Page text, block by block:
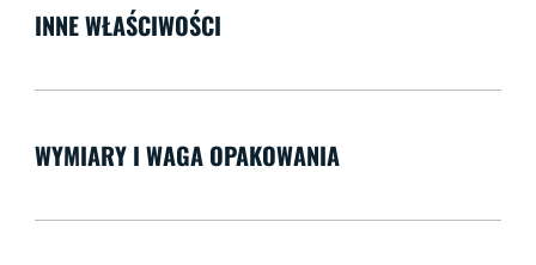
INNE WŁAŚCIWOŚCI
WYMIARY I WAGA OPAKOWANIA